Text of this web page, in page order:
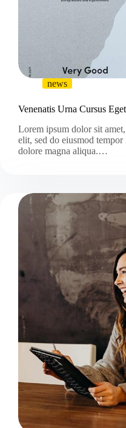
news
Venenatis Urna Cursus
Lorem ipsum dolor sit
elit, sed do eiusmod
dolore magna aliqua.…